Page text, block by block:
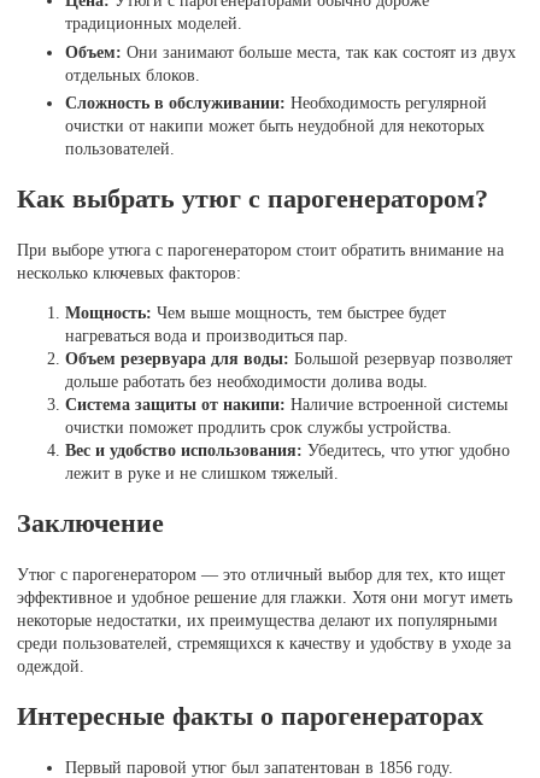
традиционных моделей.
Объем: Они занимают больше места, так как состоят из двух
отдельных блоков.
Сложность в обслуживании: Необходимость регулярной
очистки от накипи может быть неудобной для некоторых
пользователей.
Как выбрать утюг с парогенератором?
При выборе утюга с парогенератором стоит обратить внимание на
несколько ключевых факторов:
Мощность: Чем выше мощность, тем быстрее будет
нагреваться вода и производиться пар.
Объем резервуара для воды: Большой резервуар позволяет
дольше работать без необходимости долива воды.
Система защиты от накипи: Наличие встроенной системы
очистки поможет продлить срок службы устройства.
Вес и удобство использования: Убедитесь, что утюг удобно
лежит в руке и не слишком тяжелый.
Заключение
Утюг с парогенератором — это отличный выбор для тех, кто ищет
эффективное и удобное решение для глажки. Хотя они могут иметь
некоторые недостатки, их преимущества делают их популярными
среди пользователей, стремящихся к качеству и удобству в уходе за
одеждой.
Интересные факты о парогенераторах
Первый паровой утюг был запатентован в 1856 году.